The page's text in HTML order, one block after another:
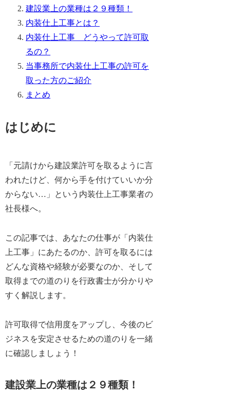
建設業上の業種は２９種類！
内装仕上工事とは？
内装仕上工事 どうやって許可取
るの？
当事務所で内装仕上工事の許可を
取った方のご紹介
まとめ
はじめに
「元請けから建設業許可を取るように言
われたけど、何から手を付けていいか分
からない…」という内装仕上工事業者の
社長様へ。
この記事では、 あなたの仕事が「内装仕
上工事」にあたるのか、許可を取るには
どんな資格や経験が必要なのか
そして
取得までの道のり を行政書士が分かりや
すく解説します。
許可取得で信用度をアップし、今後のビ
ジネスを安定させるための道のりを一緒
に確認しましょう！
建設業上の業種は２９種類！